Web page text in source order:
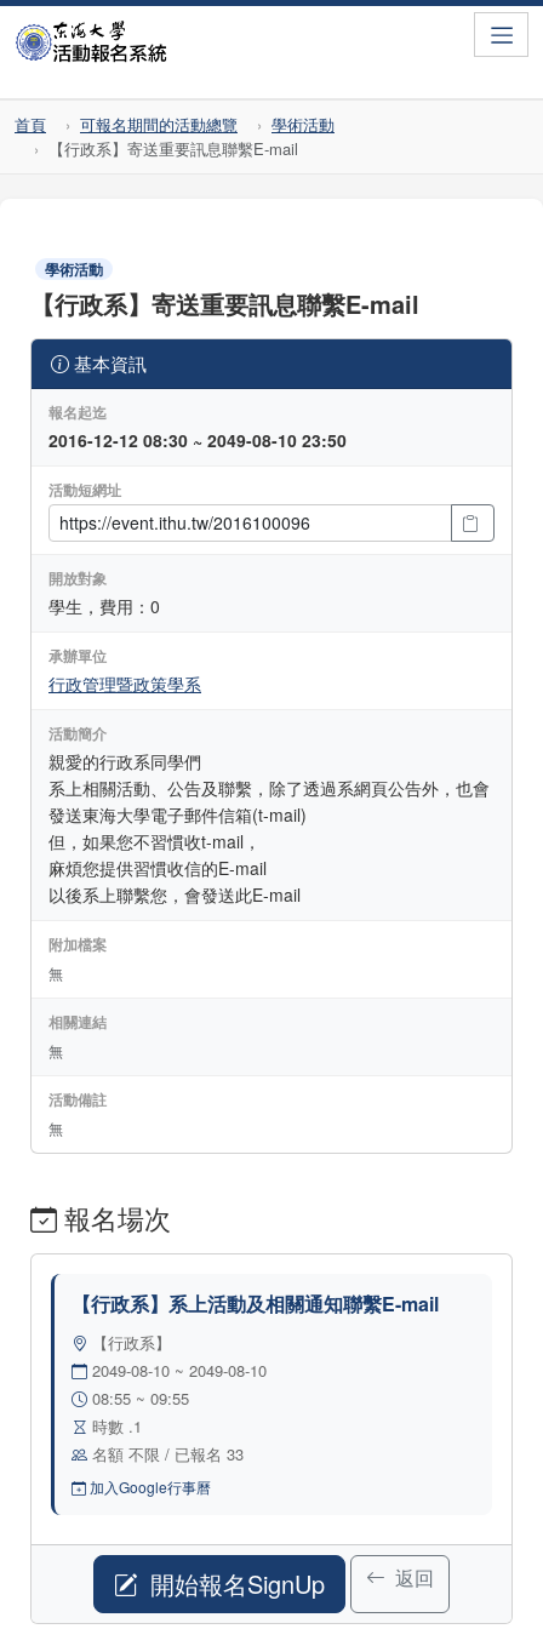
首頁 可報名期間的活動總覽
學術活動
【行政系】寄送重要訊息聯繫E-mail
學術活動
【行政系】寄送重要訊息聯繫E-mail
基本資訊
報名起迄
2016-12-12 08:30 ~ 2049-08-10 23:50
活動短網址
開放對象
學生，費用：0
承辦單位
行政管理暨政策學系
活動簡介
親愛的行政系同學們
系上相關活動、公告及聯繫，除了透過系網頁公告外，也會
發送東海大學電子郵件信箱(t-mail)
但，如果您不習慣收t-mail，
麻煩您提供習慣收信的E-mail
以後系上聯繫您，會發送此E-mail
附加檔案
無
相關連結
無
活動備註
無
報名場次
【行政系】系上活動及相關通知聯繫E-mail
【行政系】
2049-08-10 ~ 2049-08-10
08:55 ~ 09:55
時數 .1
名額 不限 / 已報名 33
加入Google行事曆
開始報名SignUp 返回